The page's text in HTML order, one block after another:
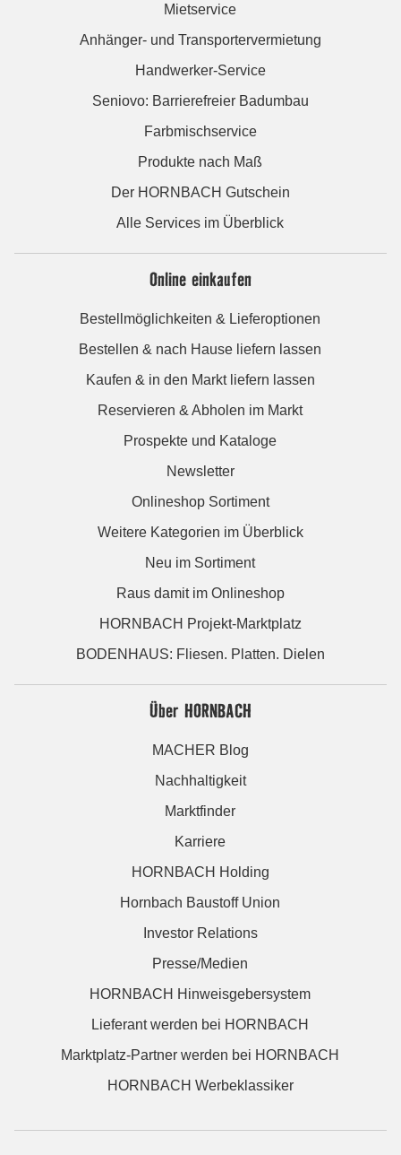
Mietservice
Anhänger- und Transportervermietung
Handwerker-Service
Seniovo: Barrierefreier Badumbau
Farbmischservice
Produkte nach Maß
Der HORNBACH Gutschein
Alle Services im Überblick
Online einkaufen
Bestellmöglichkeiten & Lieferoptionen
Bestellen & nach Hause liefern lassen
Kaufen & in den Markt liefern lassen
Reservieren & Abholen im Markt
Prospekte und Kataloge
Newsletter
Onlineshop Sortiment
Weitere Kategorien im Überblick
Neu im Sortiment
Raus damit im Onlineshop
HORNBACH Projekt-Marktplatz
BODENHAUS: Fliesen. Platten. Dielen
Über HORNBACH
MACHER Blog
Nachhaltigkeit
Marktfinder
Karriere
HORNBACH Holding
Hornbach Baustoff Union
Investor Relations
Presse/Medien
HORNBACH Hinweisgebersystem
Lieferant werden bei HORNBACH
Marktplatz-Partner werden bei HORNBACH
HORNBACH Werbeklassiker